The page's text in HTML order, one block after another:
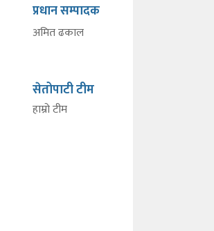
प्रधान सम्पादक
अमित ढकाल
सेतोपाटी टीम
हाम्रो टीम